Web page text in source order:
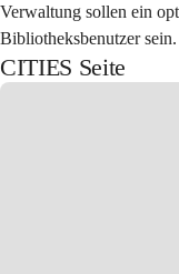
Verwaltung sollen ein
Bibliotheksbenutzer sein.
CITIES Seite